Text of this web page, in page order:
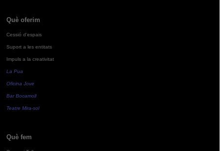
Què oferim
Cessió d'espais
Suport a les entitats
Impuls a la creativitat
La Pua
Oficina Jove
Bar Bocamoll
Teatre Mira-sol
Què fem